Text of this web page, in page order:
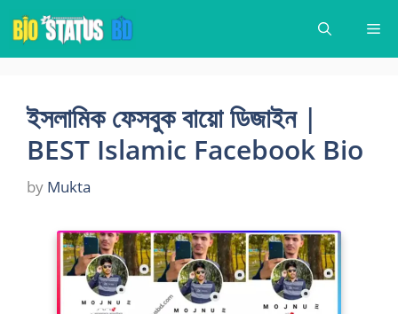
Skip
content
ইসলামিক ফেসবুক বায়ো ডিজাইন |
BEST Islamic Facebook Bio
by Mukta